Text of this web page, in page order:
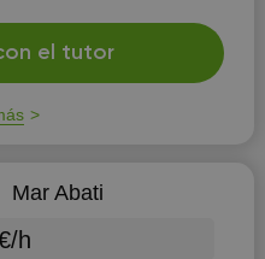
el tutor
Mar Abati
h